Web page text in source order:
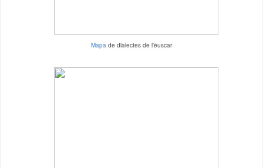
Mapa de dialectes de l'èuscar